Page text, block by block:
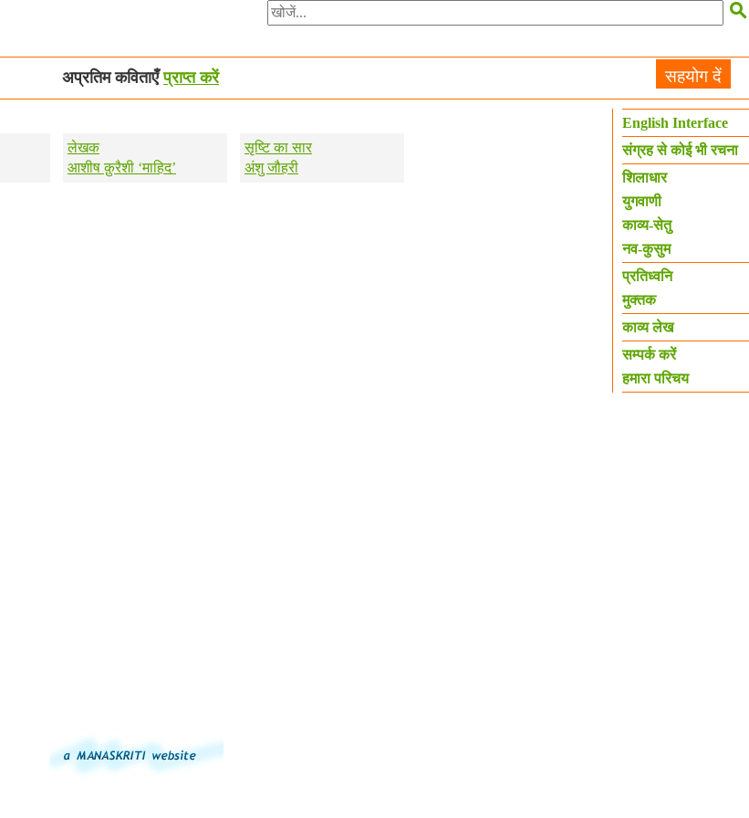

सहयोग दें
अप्रतिम कविताएँप्राप्त करें
English Interface
संग्रह से कोई भी रचना
शिलाधार
युगवाणी
काव्य-सेतु
नव-कुसुम
प्रतिध्वनि
मुक्तक
काव्य लेख
सम्पर्क करें
हमारा परिचय
लेखक
आशीष क़ुरैशी ‘माहिद’
सृष्टि का सार
अंशु जौहरी